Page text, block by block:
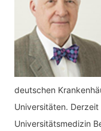
deutschen
Universitäten.
Universitätsmedizin